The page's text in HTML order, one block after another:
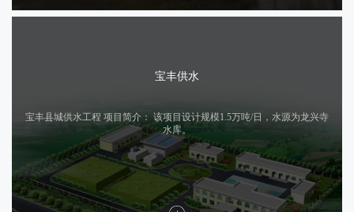
宝丰供水
宝丰县城供水工程 项目简介： 该项目设计规模1.5万吨/日，水源为龙兴寺
水库。